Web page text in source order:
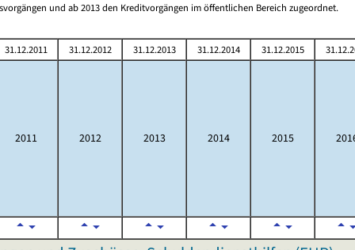
und ab 2013 den Kreditvorgängen im öffentlichen Bereich zugeordnet.
31.12.2011 31.12.2012 31.12.2013 31.12.2014 31.12.2015
2011 2012 2013 2014 2015